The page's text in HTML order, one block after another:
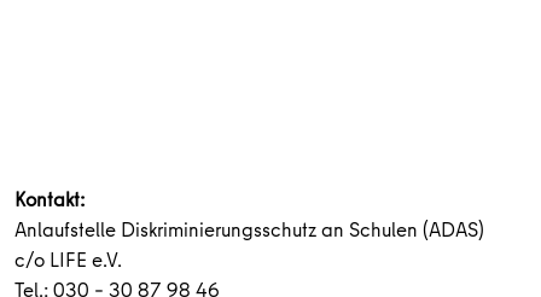
Kontakt:
Anlaufstelle Diskriminierungsschutz an Schulen (ADAS)
c/o LIFE e.V.
Tel.: 030 – 30 87 98 46